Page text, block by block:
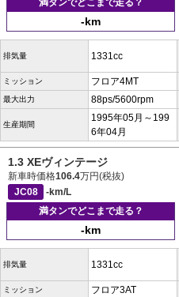
満タンでどこまで走る？
-km
排気量 1331cc
ミッション フロア4MT
最大出力 88ps/5600rpm
生産期間
1995年05月～199
6年04月
1.3 XEヴィンテージ
新車時価格106.4万円(税抜)
JC08
-km/L
満タンでどこまで走る？
-km
排気量 1331cc
ミッション フロア3AT